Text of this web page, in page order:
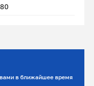
80
в ближайшее время